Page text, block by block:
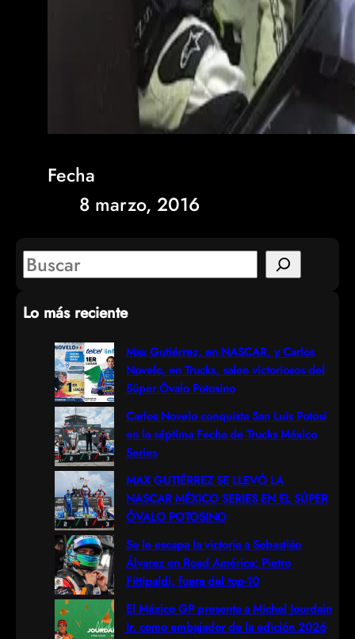
Fecha
8 marzo, 2016
S
a
Lo más reciente
Max Gutiérrez, en NASCAR, y Carlos
Novelo, en Trucks, salen victoriosos del
Súper Óvalo Potosino
Carlos Novelo conquista San Luis Potosí
en la séptima Fecha de Trucks México
Series
MAX GUTIÉRREZ SE LLEVÓ LA
NASCAR MÉXICO SERIES EN EL SÚPER
ÓVALO POTOSINO
Se le escapa la victoria a Sebastián
Álvarez en Road América; Pietro
Fittipaldi, fuera del top-10
El México GP presenta a Michel Jourdain
Jr. como embajador de la edición 2026